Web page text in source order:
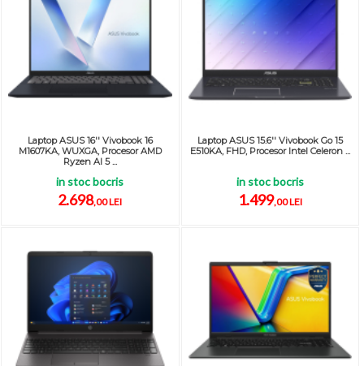
Laptop ASUS 16'' Vivobook 16
M1607KA, WUXGA, Procesor AMD
Ryzen AI 5 ...
in stoc bocris
2.698,00 LEI
Laptop ASUS 15.6'' Vivobook Go 15
E510KA, FHD, Procesor Intel Celeron ...
in stoc bocris
1.499,00 LEI